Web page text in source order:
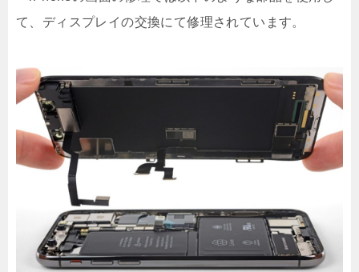
て、ディスプレイの交換にて修理されています。